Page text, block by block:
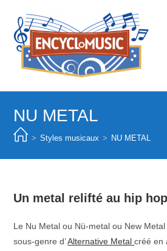
content
NU METAL
> Styles musicaux > NU METAL
Un metal relifté au hip hop
Le Nu Metal ou Nü-metal ou New
sous-genre d’Alternative Metalcréé en